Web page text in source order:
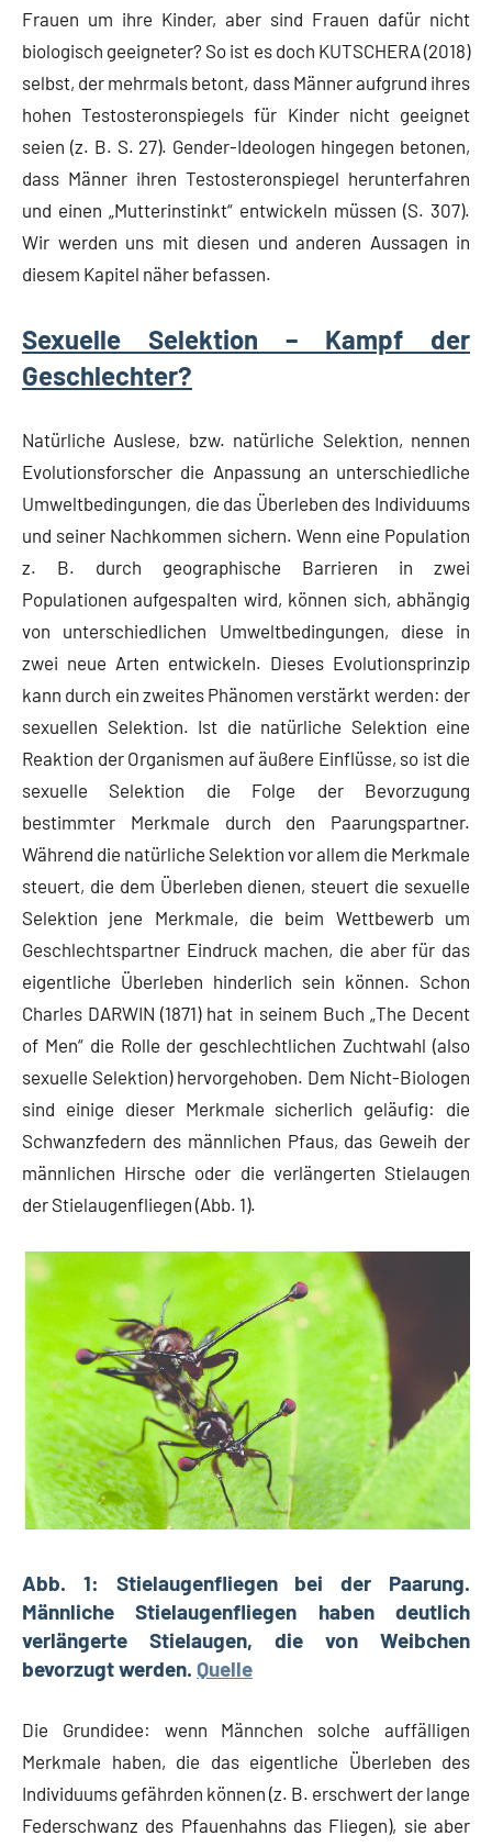
Frauen um ihre Kinder, aber sind Frauen dafür nicht
biologisch geeigneter? So ist es doch KUTSCHERA (2018)
selbst, der mehrmals betont, dass Männer aufgrund ihres
hohen Testosteronspiegels für Kinder nicht geeignet
seien (z. B. S. 27). Gender-Ideologen hingegen betonen,
dass Männer ihren Testosteronspiegel herunterfahren
und einen „Mutterinstinkt“ entwickeln müssen (S. 307).
Wir werden uns mit diesen und anderen Aussagen in
diesem Kapitel näher befassen.
Sexuelle Selektion – Kampf der
Geschlechter?
Natürliche Auslese, bzw. natürliche Selektion, nennen
Evolutionsforscher die Anpassung an unterschiedliche
Umweltbedingungen, die das Überleben des Individuums
und seiner Nachkommen sichern. Wenn eine Population
z. B. durch geographische Barrieren in zwei
Populationen aufgespalten wird, können sich, abhängig
von unterschiedlichen Umweltbedingungen, diese in
zwei neue Arten entwickeln. Dieses Evolutionsprinzip
kann durch ein zweites Phänomen verstärkt werden: der
sexuellen Selektion. Ist die natürliche Selektion eine
Reaktion der Organismen auf äußere Einflüsse, so ist die
sexuelle Selektion die Folge der Bevorzugung
bestimmter Merkmale durch den Paarungspartner.
Während die natürliche Selektion vor allem die Merkmale
steuert, die dem Überleben dienen, steuert die sexuelle
Selektion jene Merkmale, die beim Wettbewerb um
Geschlechtspartner Eindruck machen, die aber für das
eigentliche Überleben hinderlich sein können. Schon
Charles DARWIN (1871) hat in seinem Buch „The Decent
of Men“ die Rolle der geschlechtlichen Zuchtwahl (also
sexuelle Selektion) hervorgehoben. Dem Nicht-Biologen
sind einige dieser Merkmale sicherlich geläufig: die
Schwanzfedern des männlichen Pfaus, das Geweih der
männlichen Hirsche oder die verlängerten Stielaugen
der Stielaugenfliegen (Abb. 1).
Abb. 1: Stielaugenfliegen bei der Paarung.
Männliche Stielaugenfliegen haben deutlich
verlängerte Stielaugen, die von Weibchen
bevorzugt werden. Quelle
Die Grundidee: wenn Männchen solche auffälligen
Merkmale haben, die das eigentliche Überleben des
Individuums gefährden können (z. B. erschwert der lange
Federschwanz des Pfauenhahns das Fliegen), sie aber